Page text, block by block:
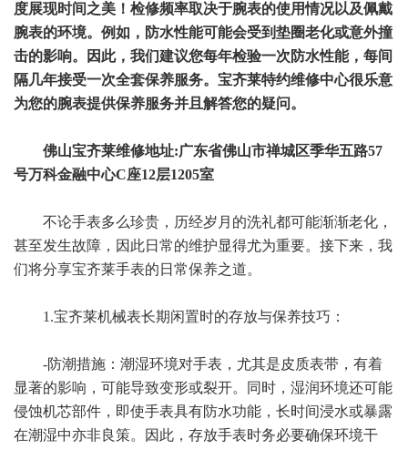
度展现时间之美！检修频率取决于腕表的使用情况以及佩戴
腕表的环境。例如，防水性能可能会受到垫圈老化或意外撞
击的影响。因此，我们建议您每年检验一次防水性能，每间
隔几年接受一次全套保养服务。宝齐莱特约维修中心很乐意
为您的腕表提供保养服务并且解答您的疑问。
佛山宝齐莱维修地址:广东省佛山市禅城区季华五路57
号万科金融中心C座12层1205室
不论手表多么珍贵，历经岁月的洗礼都可能渐渐老化，
甚至发生故障，因此日常的维护显得尤为重要。接下来，我
们将分享宝齐莱手表的日常保养之道。
1.宝齐莱机械表长期闲置时的存放与保养技巧：
-防潮措施：潮湿环境对手表，尤其是皮质表带，有着
显著的影响，可能导致变形或裂开。同时，湿润环境还可能
侵蚀机芯部件，即使手表具有防水功能，长时间浸水或暴露
在潮湿中亦非良策。因此，存放手表时务必要确保环境干